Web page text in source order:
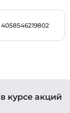
4058546219802
курсе акций